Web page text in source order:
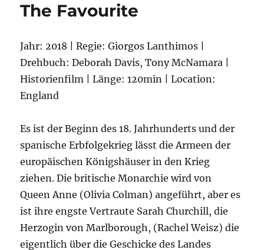
The Favourite
Jahr: 2018 | Regie: Giorgos Lanthimos |
Drehbuch: Deborah Davis, Tony McNamara |
Historienfilm | Länge: 120min | Location:
England
Es ist der Beginn des 18. Jahrhunderts und der
spanische Erbfolgekrieg lässt die Armeen der
europäischen Königshäuser in den Krieg
ziehen. Die britische Monarchie wird von
Queen Anne (Olivia Colman) angeführt, aber es
ist ihre engste Vertraute Sarah Churchill, die
Herzogin von Marlborough, (Rachel Weisz) die
eigentlich über die Geschicke des Landes